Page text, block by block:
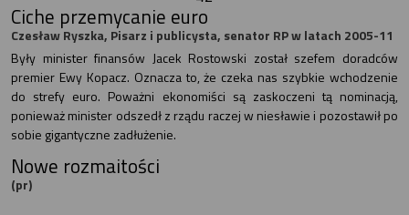
Ciche przemycanie euro
Czesław Ryszka, Pisarz i publicysta, senator RP w latach 2005-11
Były minister finansów Jacek Rostowski został szefem doradców
premier Ewy Kopacz. Oznacza to, że czeka nas szybkie wchodzenie
do strefy euro. Poważni ekonomiści są zaskoczeni tą nominacją,
ponieważ minister odszedł z rządu raczej w niesławie i pozostawił po
sobie gigantyczne zadłużenie.
Nowe rozmaitości
(pr)